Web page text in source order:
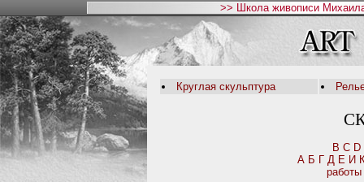
>> Школа живописи
Круглая скульптура
B C D
А Б Г Д Е И
работы